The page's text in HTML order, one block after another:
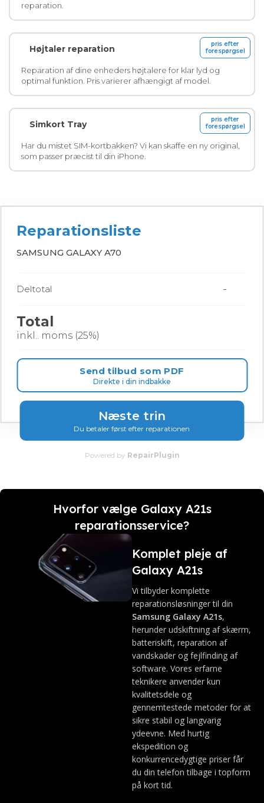
reparation.
Højtaler reparation
pris efter
forespørgsel
Reparation af dine enheders højtalere for klar lyd og
optimal funktion. Pris varierer afhængigt af model.
Simkort Tray
pris efter
forespørgsel
Har du mistet SIM-kortbakken? Vi kan skaffe en ny original,
som passer præcist til din iPhone.
Reparationsliste
SAMSUNG GALAXY A70
Deltotal -
Total
inkl.. moms (25%)
Send tilbud som PDF
Direkte i din indbakke
Næste trin
Du betaler først efter reparationen
Powered by RepairPlugin
Hvorfor vælge Galaxy A21s
reparationsservice?
Komplet pleje af
Galaxy A21s
Vi tilbyder komplette
reparationsløsninger til din
Samsung Galaxy A21s,
herunder udskiftning af skærm,
batteriskift, reparation af
vandskader og fejlfinding af
software. Vores erfarne
teknikere anvender kun
kvalitetsdele og
gennemtestede metoder for at
sikre stabil og langvarig
ydeevne. Med hurtig
ekspedition og
konkurrencedygtige priser får
du din telefon tilbage i topform
på kort tid.